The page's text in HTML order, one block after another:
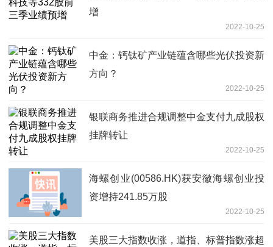
增
2022-10-25
中金：钙钛矿产业链蕴含哪些光伏投资新
方向？
2022-10-25
银联商务推进合规调整中金支付九成股权
挂牌转让
2022-10-25
海螺创业(00586.HK)获安徽海螺创业投
资增持241.85万股
2022-10-25
美股三大指数收涨，道指、标普指数涨超